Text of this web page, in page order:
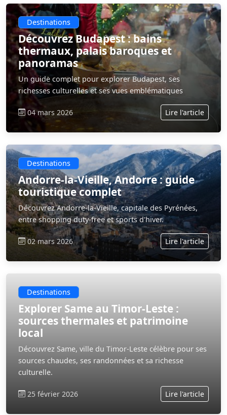
Destinations
Découvrez Budapest : bains
thermaux, palais baroques et
panoramas
Un guide complet pour explorer Budapest, ses
richesses culturelles et ses vues emblématiques
04 mars 2026 Lire l'article
Destinations
Andorre-la-Vieille, Andorre : guide
touristique complet
Découvrez Andorre-la-Vieille, capitale des Pyrénées,
entre shopping duty-free et sports d'hiver.
02 mars 2026 Lire l'article
Destinations
Explorer Same au Timor-Leste :
sources thermales et patrimoine
local
Découvrez Same, ville du Timor-Leste célèbre pour ses
sources chaudes, ses randonnées et sa richesse
culturelle.
25 février 2026 Lire l'article